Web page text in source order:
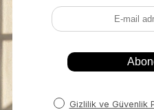
Favorilere Ekle